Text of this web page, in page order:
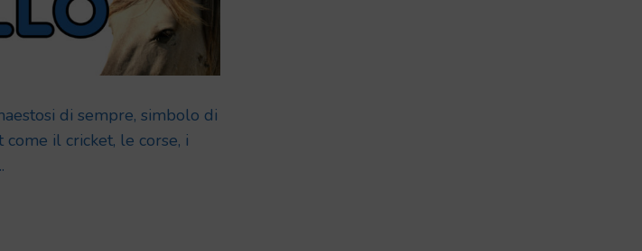
di sempre, simbolo di
il cricket, le corse, i